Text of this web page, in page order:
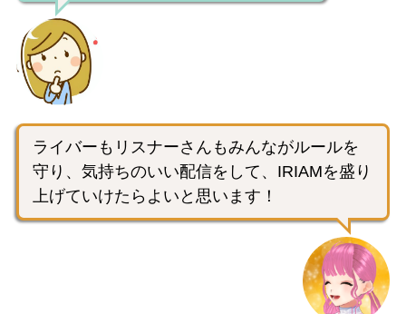
ライバーもリスナーさんもみんながルールを
守り、気持ちのいい配信をして、IRIAMを盛り
上げていけたらよいと思います！